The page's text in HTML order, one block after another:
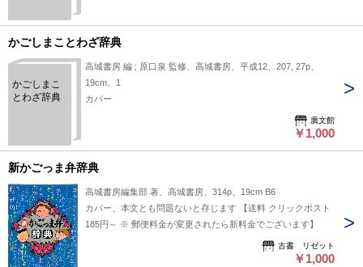
かごしまことわざ辞典
かごしまこ
とわざ辞典
高城書房 編 ; 原口泉 監修、高城書房、平成12、207, 27p、
19cm、1
カバー
廣文館
￥1,000
新かごっま弁辞典
高城書房編集部 著、高城書房、314p、19cm B6
カバー、本文とも問題ないと存じます 【送料 クリックポスト
185円～ ※ 郵便料金が変更されたら新料金でございます】
古書 リゼット
￥1,000